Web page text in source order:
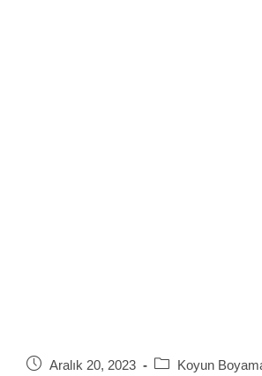
Post Aralık 20, 2023
Post Koyun